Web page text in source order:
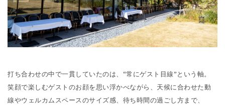
打ち合わせの中で一貫していたのは、“常にゲスト目線”という軸。
笑顔で楽しむゲストのお顔を思い浮かべながら、天候に合わせた動
線やウェルカムスペースのサイズ感、待ち時間の過ごし方まで、